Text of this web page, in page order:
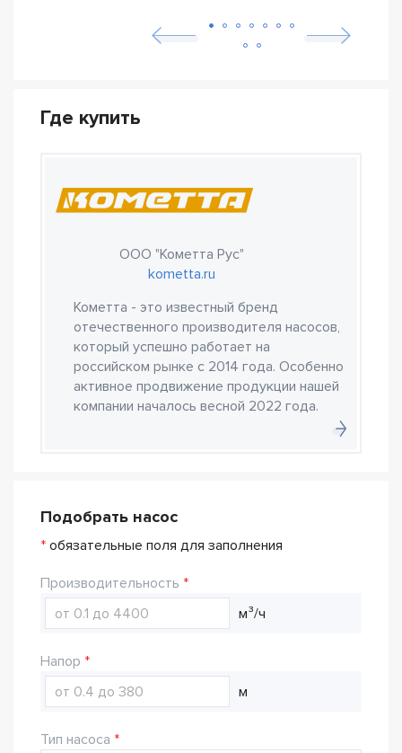
Где купить
ООО "Кометта Рус"
kometta.ru
Кометта - это известный бренд
отечественного производителя насосов,
который успешно работает на
российском рынке с 2014 года. Особенно
активное продвижение продукции нашей
компании началось весной 2022 года.
Подобрать насос
* обязательные поля для заполнения
Производительность
м³/ч
Напор
м
Тип насоса